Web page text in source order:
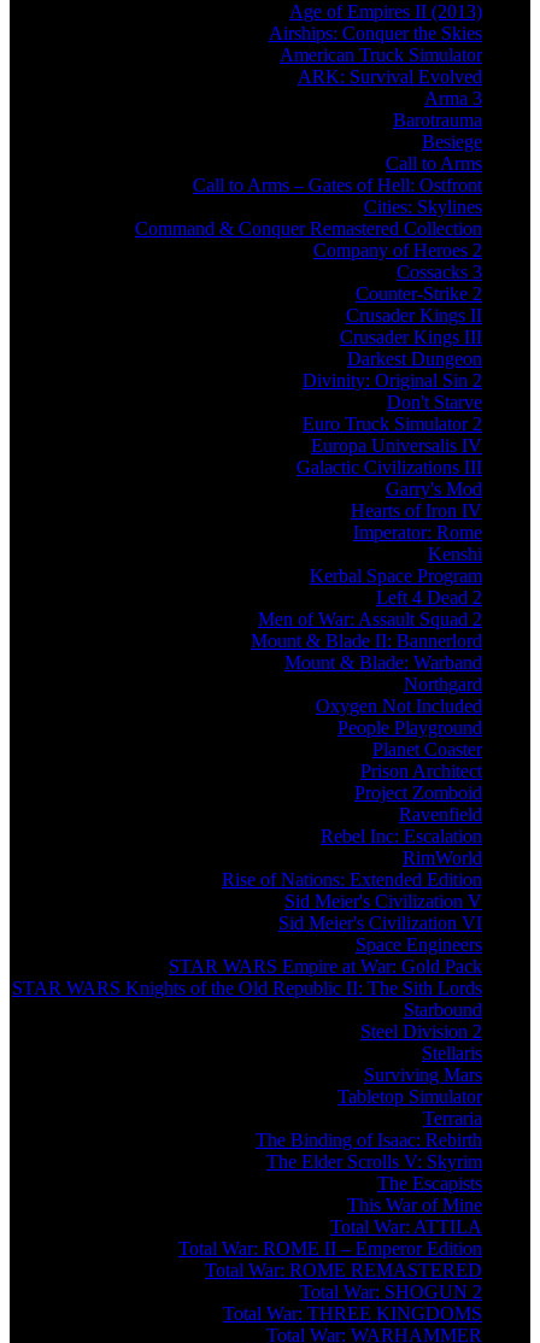
Age of Empires II (2013)
Airships: Conquer the Skies
American Truck Simulator
ARK: Survival Evolved
Arma 3
Barotrauma
Besiege
Call to Arms
Call to Arms – Gates of Hell: Ostfront
Cities: Skylines
Command & Conquer Remastered Collection
Company of Heroes 2
Cossacks 3
Counter-Strike 2
Crusader Kings II
Crusader Kings III
Darkest Dungeon
Divinity: Original Sin 2
Don't Starve
Euro Truck Simulator 2
Europa Universalis IV
Galactic Civilizations III
Garry's Mod
Hearts of Iron IV
Imperator: Rome
Kenshi
Kerbal Space Program
Left 4 Dead 2
Men of War: Assault Squad 2
Mount & Blade II: Bannerlord
Mount & Blade: Warband
Northgard
Oxygen Not Included
People Playground
Planet Coaster
Prison Architect
Project Zomboid
Ravenfield
Rebel Inc: Escalation
RimWorld
Rise of Nations: Extended Edition
Sid Meier's Civilization V
Sid Meier's Civilization VI
Space Engineers
STAR WARS Empire at War: Gold Pack
STAR WARS Knights of the Old Republic II: The Sith Lords
Starbound
Steel Division 2
Stellaris
Surviving Mars
Tabletop Simulator
Terraria
The Binding of Isaac: Rebirth
The Elder Scrolls V: Skyrim
The Escapists
This War of Mine
Total War: ATTILA
Total War: ROME II – Emperor Edition
Total War: ROME REMASTERED
Total War: SHOGUN 2
Total War: THREE KINGDOMS
Total War: WARHAMMER